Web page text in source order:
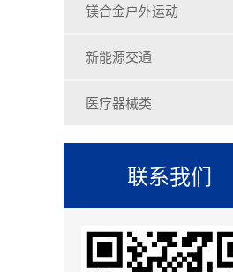
镁合金户外运动
新能源交通
医疗器械类
联系我们